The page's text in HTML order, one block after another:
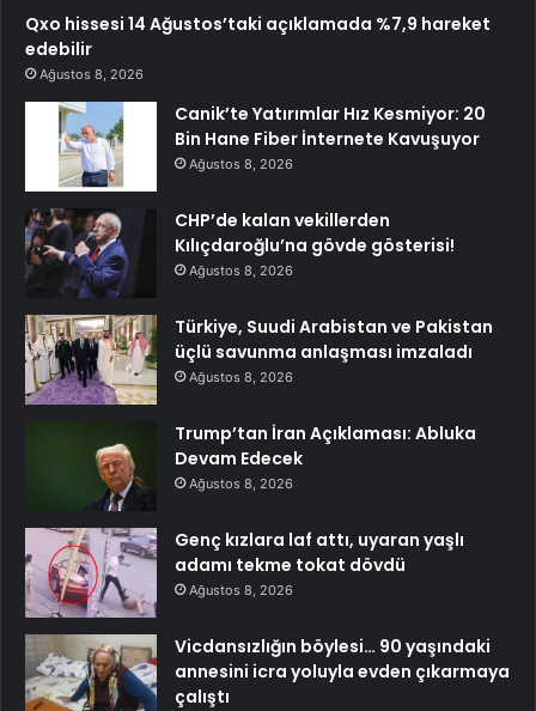
Qxo hissesi 14 Ağustos’taki açıklamada %7,9 hareket
edebilir
Ağustos 8, 2026
Canik’te Yatırımlar Hız Kesmiyor: 20
Bin Hane Fiber İnternete Kavuşuyor
Ağustos 8, 2026
CHP’de kalan vekillerden
Kılıçdaroğlu’na gövde gösterisi!
Ağustos 8, 2026
Türkiye, Suudi Arabistan ve Pakistan
üçlü savunma anlaşması imzaladı
Ağustos 8, 2026
Trump’tan İran Açıklaması: Abluka
Devam Edecek
Ağustos 8, 2026
Genç kızlara laf attı, uyaran yaşlı
adamı tekme tokat dövdü
Ağustos 8, 2026
Vicdansızlığın böylesi… 90 yaşındaki
annesini icra yoluyla evden çıkarmaya
çalıştı